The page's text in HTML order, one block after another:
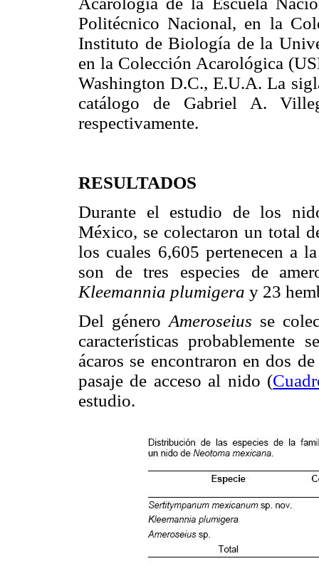
Politécnico Nacional, en la
Instituto de Biología de la
en la Colección Acarológica
Washington D.C., E.U.A. La
catálogo de Gabriel A.
respectivamente.
RESULTADOS
Durante el estudio de los
México, se colectaron un total
los cuales 6,605 pertenecen a
son de tres especies de
Kleemannia plumigera y 23
Del géneroAmeroseius se
características probablemente
ácaros se encontraron en dos
pasaje de acceso al nido (
estudio.